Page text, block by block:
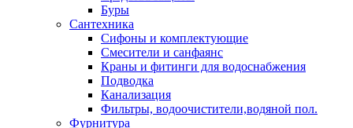
Буры
Сантехника
Сифоны и комплектующие
Смесители и санфаянс
Краны и фитинги для водоснабжения
Подводка
Канализация
Фильтры, водоочистители,водяной пол.
Фурнитура